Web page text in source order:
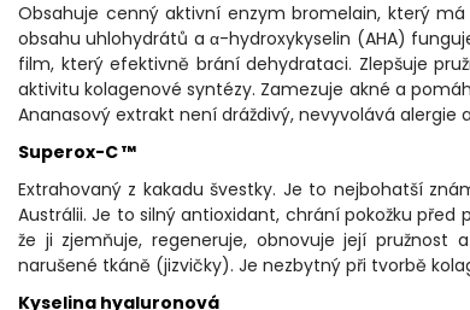
Obsahuje cenný aktivní enzym bromelain, který
obsahu uhlohydrátů a α-hydroxykyselin (AHA)
film, který efektivně brání dehydrataci. Zlepšuje
aktivitu kolagenové syntézy. Zamezuje akné a
Ananasový extrakt není dráždivý, nevyvolává
Superox-C ™
Extrahovaný z kakadu švestky. Je to nejbohatší
Austrálii. Je to silný antioxidant, chrání pokožku
že ji zjemňuje, regeneruje, obnovuje její
narušené tkáně (jizvičky). Je nezbytný při tvorbě
Kyselina hyaluronová